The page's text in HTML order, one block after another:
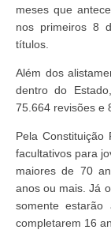
meses que
nos primeiros 8
títulos.
Além dos
dentro do
75.664 revisões e
Pela
facultativos para
maiores de 70
anos ou mais. Já
somente
completarem 16